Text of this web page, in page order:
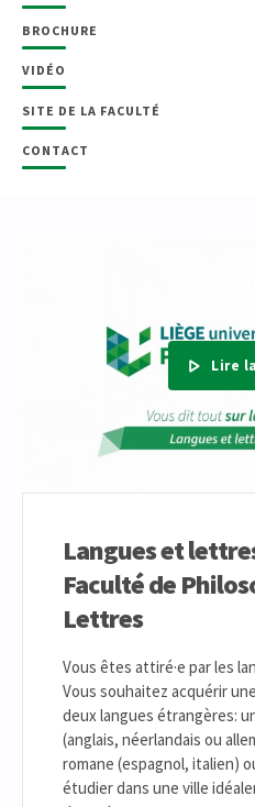
BROCHURE
VIDÉO
SITE DE LA FACULTÉ
CONTACT
Lire
Langues et
Faculté de
Lettres
Vous êtes attiré·e par les
Vous souhaitez acquérir
deux langues étrangères:
(anglais, néerlandais ou
romane (espagnol, italien)
étudier dans une ville